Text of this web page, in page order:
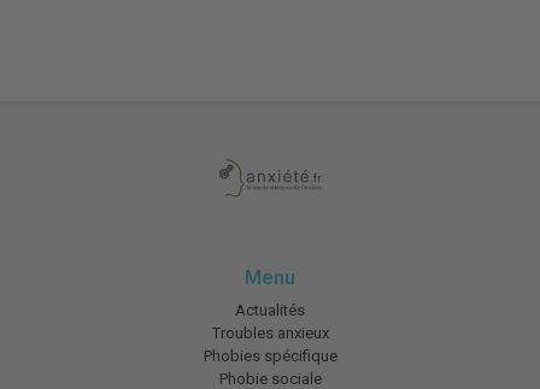
Menu
Actualités
Troubles anxieux
Phobies spécifique
Phobie sociale